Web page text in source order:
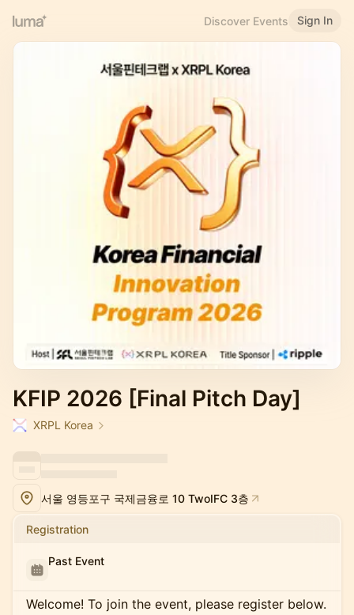
Discover Events Sign In
KFIP 2026 [Final Pitch Day]
XRPL Korea
서울 영등포구 국제금융로 10 TwoIFC 3층
Registration
Past Event
Welcome! To join the event, please register below.